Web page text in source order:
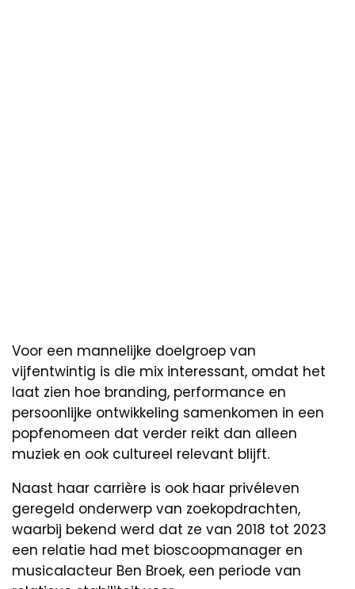
Voor een mannelijke doelgroep van
vijfentwintig is die mix interessant, omdat het
laat zien hoe branding, performance en
persoonlijke ontwikkeling samenkomen in een
popfenomeen dat verder reikt dan alleen
muziek en ook cultureel relevant blijft.
Naast haar carrière is ook haar privéleven
geregeld onderwerp van zoekopdrachten,
waarbij bekend werd dat ze van 2018 tot 2023
een relatie had met bioscoopmanager en
musicalacteur Ben Broek, een periode van